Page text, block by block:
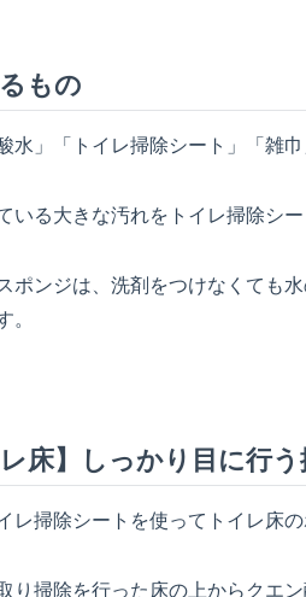
もの
水」「トイレ掃除シート」「雑
いる大きな汚れをトイレ掃除シ
ポンジは、洗剤をつけなくても
。
レ床】しっかり目に行
レ掃除シートを使ってトイレ床
り掃除を行った床の上からクエ